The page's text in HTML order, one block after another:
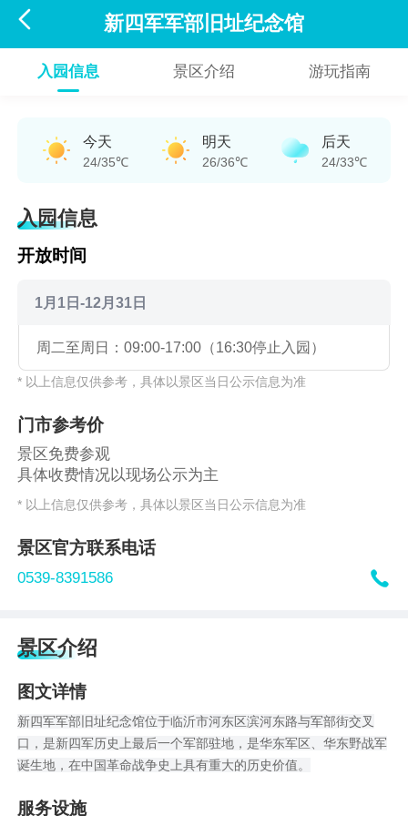
 新四军军部旧址纪念馆
入园信息 景区介绍 游玩指南
今天
24/35℃
明天
26/36℃
后天
24/33℃
入园信息
开放时间
1月1日-12月31日
周二至周日：09:00-17:00（16:30停止入园）
* 以上信息仅供参考，具体以景区当日公示信息为准
门市参考价
景区免费参观
具体收费情况以现场公示为主
* 以上信息仅供参考，具体以景区当日公示信息为准
景区官方联系电话
0539-8391586 
景区介绍
图文详情
新四军军部旧址纪念馆位于临沂市河东区滨河东路与军部街交叉
口，是新四军历史上最后一个军部驻地，是华东军区、华东野战军
诞生地，在中国革命战争史上具有重大的历史价值。
服务设施